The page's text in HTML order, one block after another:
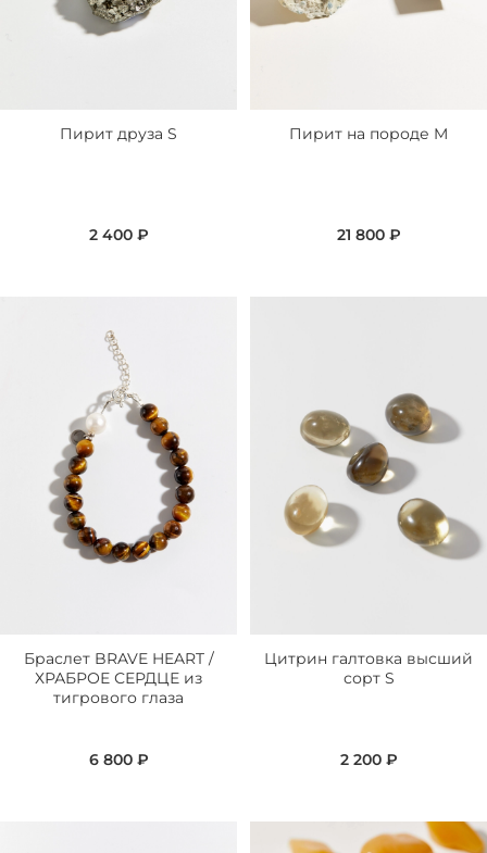
Пирит друза S
2 400 ₽
Пирит на породе M
21 800 ₽
Браслет BRAVE HEART /
ХРАБРОЕ СЕРДЦЕ из
тигрового глаза
6 800 ₽
Цитрин галтовка высший
сорт S
2 200 ₽